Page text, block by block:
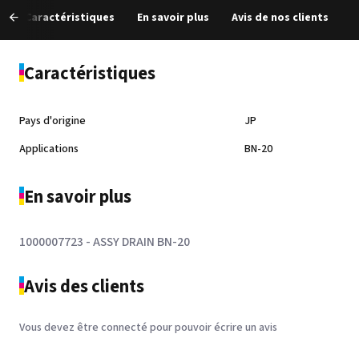
Caractéristiques En savoir plus Avis de nos clients
Caractéristiques
Pays d'origine
JP
Applications
BN-20
En savoir plus
1000007723 - ASSY DRAIN BN-20
Avis des clients
Vous devez être connecté pour pouvoir écrire un avis